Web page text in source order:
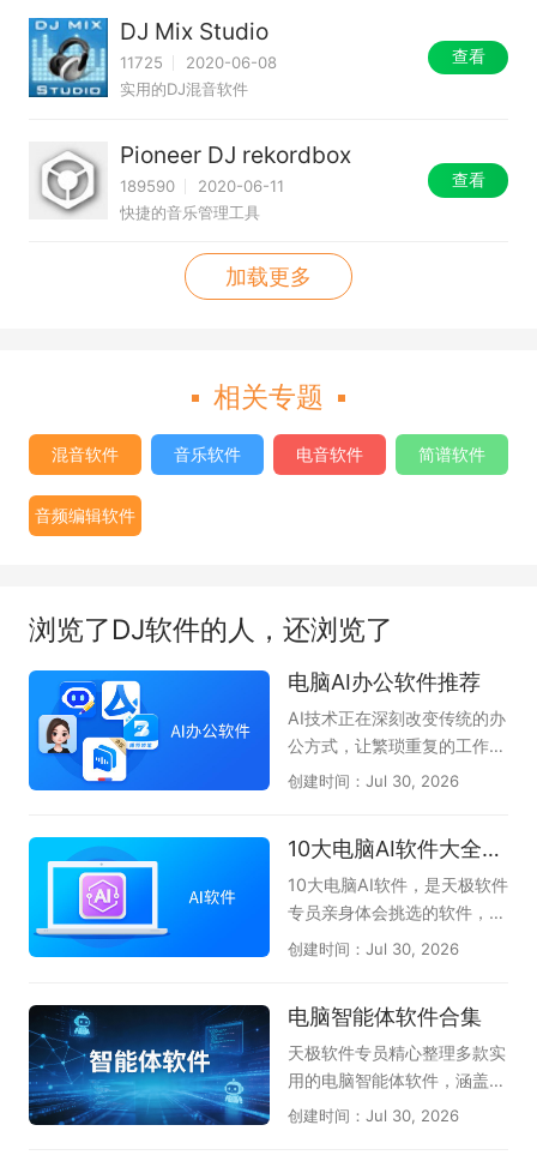
DJ Mix Studio
11725
2020-06-08
实用的DJ混音软件
查看
Pioneer DJ rekordbox
189590
2020-06-11
快捷的音乐管理工具
查看
加载更多
相关专题
混音软件 音乐软件 电音软件 简谱软件
音频编辑软件
浏览了DJ软件的人，还浏览了
电脑AI办公软件推荐
AI技术正在深刻改变传统的办
公方式，让繁琐重复的工作变
得高效又轻松。无论是文案撰
公软件都能像得力助手一样，
帮你快速理清思路并输出高质
量成果。它们将复杂的操作简
化为几句对话指令，大幅降低
在创意与决策上，真正实现事
半功倍的智慧办公。本专题为
大家整理了一批实用的电脑AI
办公软件，如文档处理的WP
S AI、智能对话的豆包AI助
创建时间：Jul 30, 2026
10大电脑AI软件大全-办公学习必备
10大电脑AI软件，是天极软件
专员亲身体会挑选的软件，无
论是AI问答、AI创作、AI答
升我们的办公效率和学习拓
展，不懂就问AI，真正体会到
了AI与人协同的魅力。本专题
共收集了DClaw、TRAE Wor
创建时间：Jul 30, 2026
电脑智能体软件合集
天极软件专员精心整理多款实
用的电脑智能体软件，涵盖Q
Claw、AiPy爱派、WorkBud
创建时间：Jul 30, 2026